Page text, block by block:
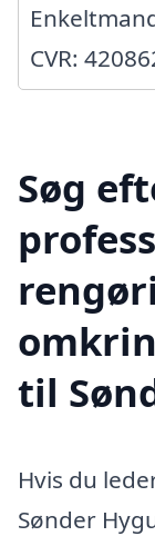
CVR:
Søg
til
Hvis du
Sønder